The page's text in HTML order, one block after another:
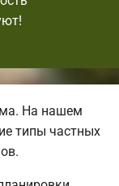
На нашем
типы частных